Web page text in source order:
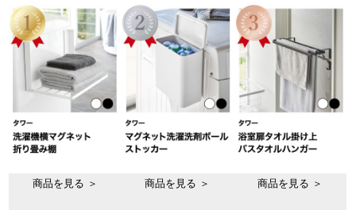
商品を見る ＞ 商品を見る ＞ 商品を見る ＞